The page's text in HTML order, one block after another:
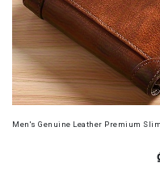
Men's Genuine Leather Premium